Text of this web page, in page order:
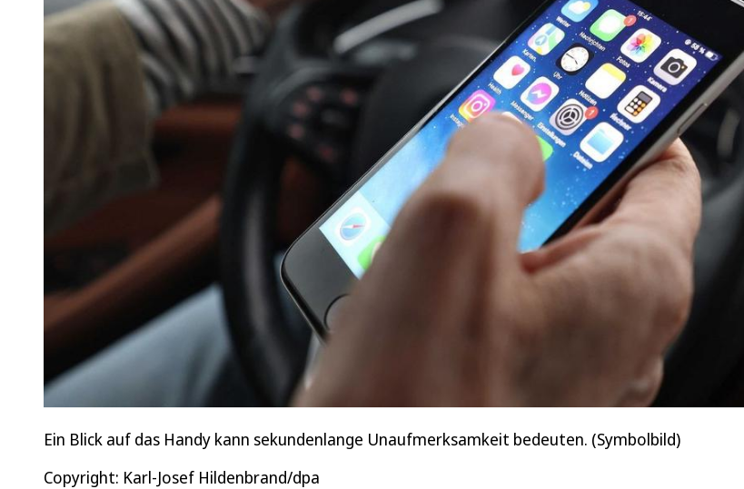
Ein Blick auf das Handy kann sekundenlange Unaufmerksamkeit bedeuten. (Symbolbild)
Copyright: Karl-Josef Hildenbrand/dpa